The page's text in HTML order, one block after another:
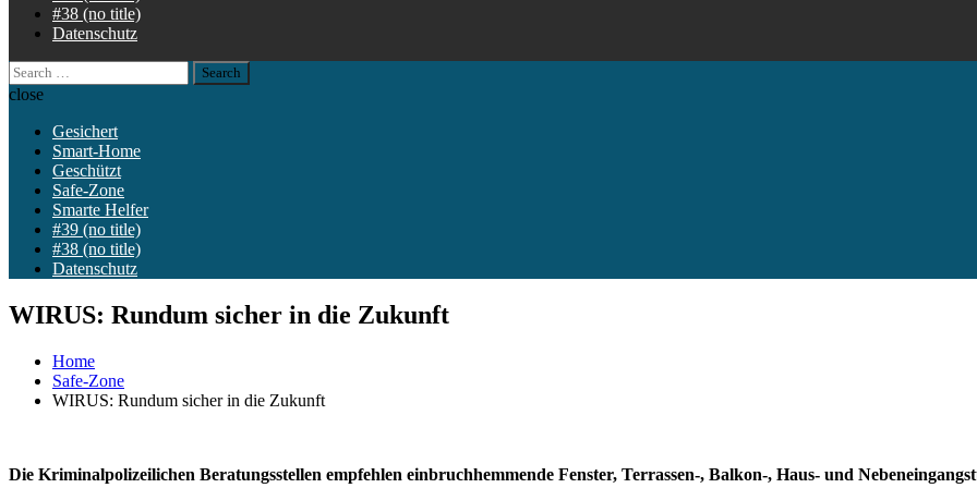
#38 (no title)
Datenschutz
Search
for:
close
Gesichert
Smart-Home
Geschützt
Safe-Zone
Smarte Helfer
#39 (no title)
#38 (no title)
Datenschutz
WIRUS: Rundum sicher in die Zukunft
Home
Safe-Zone
WIRUS: Rundum sicher in die Zukunft
Die Kriminalpolizeilichen Beratungsstellen empfehlen einbruchhemmende Fenster, Terrassen-, Balkon-, Haus- und